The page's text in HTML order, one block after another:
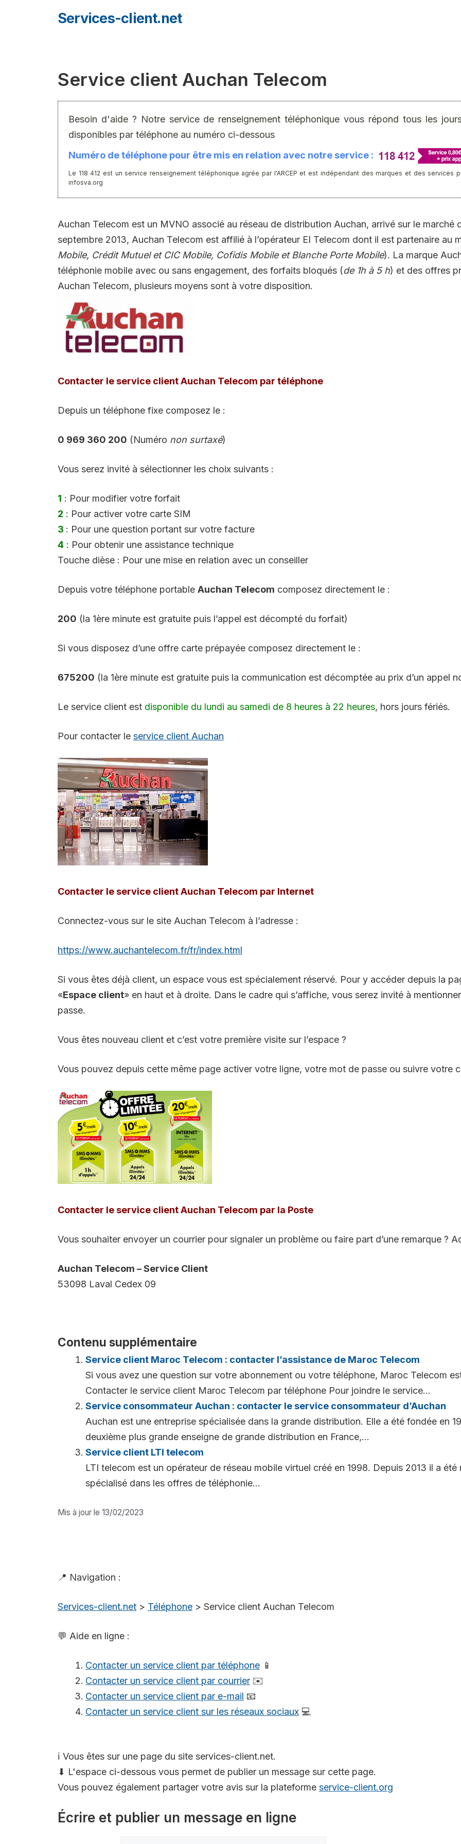
Services-client.net
Service client Auchan Telecom
Besoin d'aide ? Notre service de renseignement téléphonique vous répond tous les
disponibles par téléphone au numéro ci-dessous
Numéro de téléphone pour être mis en relation avec notre service :
Le 118 412 est un service renseignement téléphonique agrée par l'ARCEP et est indépendant des marques et des services
infosva.org
Auchan Telecom est un MVNO associé au réseau de distribution Auchan, arrivé sur le marché
septembre 2013, Auchan Telecom est affilié à l’opérateur EI Telecom dont il est partenaire au
Mobile, Crédit Mutuel et CIC Mobile, Cofidis Mobile et Blanche Porte Mobile). La marque
téléphonie mobile avec ou sans engagement, des forfaits bloqués (de 1h à 5 h) et des offres
Auchan Telecom, plusieurs moyens sont à votre disposition.
Contacter le service client Auchan Telecom par téléphone
Depuis un téléphone fixe composez le :
0 969 360 200 (Numéro non surtaxé)
Vous serez invité à sélectionner les choix suivants :
1 : Pour modifier votre forfait
2 : Pour activer votre carte SIM
3 : Pour une question portant sur votre facture
4 : Pour obtenir une assistance technique
Touche dièse : Pour une mise en relation avec un conseiller
Depuis votre téléphone portable Auchan Telecom composez directement le :
200 (la 1ère minute est gratuite puis l’appel est décompté du forfait)
Si vous disposez d’une offre carte prépayée composez directement le :
675200 (la 1ère minute est gratuite puis la communication est décomptée au prix d’un appel
Le service client est disponible du lundi au samedi de 8 heures à 22 heures, hors jours fériés.
Pour contacter le service client Auchan
Contacter le service client Auchan Telecom par Internet
Connectez-vous sur le site Auchan Telecom à l’adresse :
https://www.auchantelecom.fr/fr/index.html
Si vous êtes déjà client, un espace vous est spécialement réservé. Pour y accéder depuis la
«Espace client» en haut et à droite. Dans le cadre qui s’affiche, vous serez invité à
passe.
Vous êtes nouveau client et c’est votre première visite sur l’espace ?
Vous pouvez depuis cette même page activer votre ligne, votre mot de passe ou suivre votre
Contacter le service client Auchan Telecom par la Poste
Vous souhaiter envoyer un courrier pour signaler un problème ou faire part d’une remarque ?
Auchan Telecom – Service Client
53098 Laval Cedex 09
Contenu supplémentaire
Service client Maroc Telecom : contacter l’assistance de Maroc Telecom
Si vous avez une question sur votre abonnement ou votre téléphone, Maroc Telecom
Contacter le service client Maroc Telecom par téléphone Pour joindre le service...
Service consommateur Auchan : contacter le service consommateur d’Auchan
Auchan est une entreprise spécialisée dans la grande distribution. Elle a été fondée en
deuxième plus grande enseigne de grande distribution en France,...
Service client LTI telecom
LTI telecom est un opérateur de réseau mobile virtuel créé en 1998. Depuis 2013 il a
spécialisé dans les offres de téléphonie...
Mis à jour le 13/02/2023
📍 Navigation :
Services-client.net > Téléphone > Service client Auchan Telecom
💬 Aide en ligne :
Contacter un service client par téléphone 📱
Contacter un service client par courrier ✉️
Contacter un service client par e-mail 📧
Contacter un service client sur les réseaux sociaux 💻
ℹ️ Vous êtes sur une page du site services-client.net.
⬇ L'espace ci-dessous vous permet de publier un message sur cette page.
Vous pouvez également partager votre avis sur la plateforme service-client.org
Écrire et publier un message en ligne